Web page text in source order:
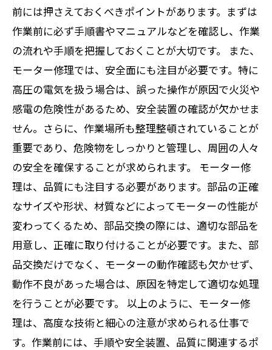
前には押さえておくべきポイントがあります。まずは
作業前に必ず手順書やマニュアルなどを確認し、作業
の流れや手順を把握しておくことが大切です。 また、
モーター修理では、安全面にも注目が必要です。特に
高圧の電気を扱う場合は、誤った操作が原因で火災や
感電の危険性があるため、安全装置の確認が欠かせま
せん。さらに、作業場所も整理整頓されていることが
重要であり、危険物をしっかりと管理し、周囲の人々
の安全を確保することが求められます。 モーター修
理は、品質にも注目する必要があります。部品の正確
なサイズや形状、材質などによってモーターの性能が
変わってくるため、部品交換の際には、適切な部品を
用意し、正確に取り付けることが必要です。また、部
品交換だけでなく、モーターの動作確認も欠かせず、
動作不良があった場合は、原因を特定して適切な処理
を行うことが必要です。 以上のように、モーター修
理は、高度な技術と細心の注意が求められる仕事で
す。作業前には、手順や安全装置、品質に関連するポ